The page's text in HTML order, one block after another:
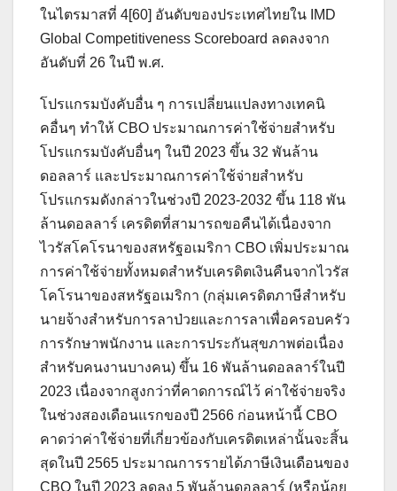
ในไตรมาสที่ 4[60] อันดับของประเทศไทยใน IMD
Global Competitiveness Scoreboard ลดลงจาก
อันดับที่ 26 ในปี พ.ศ.
โปรแกรมบังคับอื่น ๆ การเปลี่ยนแปลงทางเทคนิ
คอื่นๆ ทำให้ CBO ประมาณการค่าใช้จ่ายสำหรับ
โปรแกรมบังคับอื่นๆ ในปี 2023 ขึ้น 32 พันล้าน
ดอลลาร์ และประมาณการค่าใช้จ่ายสำหรับ
โปรแกรมดังกล่าวในช่วงปี 2023-2032 ขึ้น 118 พัน
ล้านดอลลาร์ เครดิตที่สามารถขอคืนได้เนื่องจาก
ไวรัสโคโรนาของสหรัฐอเมริกา CBO เพิ่มประมาณ
การค่าใช้จ่ายทั้งหมดสำหรับเครดิตเงินคืนจากไวรัส
โคโรนาของสหรัฐอเมริกา (กลุ่มเครดิตภาษีสำหรับ
นายจ้างสำหรับการลาป่วยและการลาเพื่อครอบครัว
การรักษาพนักงาน และการประกันสุขภาพต่อเนื่อง
สำหรับคนงานบางคน) ขึ้น 16 พันล้านดอลลาร์ในปี
2023 เนื่องจากสูงกว่าที่คาดการณ์ไว้ ค่าใช้จ่ายจริง
ในช่วงสองเดือนแรกของปี 2566 ก่อนหน้านี้ CBO
คาดว่าค่าใช้จ่ายที่เกี่ยวข้องกับเครดิตเหล่านั้นจะสิ้น
สุดในปี 2565 ประมาณการรายได้ภาษีเงินเดือนของ
CBO ในปี 2023 ลดลง 5 พันล้านดอลลาร์ (หรือน้อย